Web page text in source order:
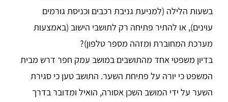
בשעות הלילה (למניעת גניבת רכבים וכניסת גורמים
עוינים), או להתיר פתיחה רק לתושבי הישוב (באמצעות
מערכת המחוברת ומזהה מספר טלפון)?
בדיון משפטי אחד מהתושבים במושב עמק חפר דרש מבית
המשפט כי יורה על פתיחת השער. התושב טען כי סגירת
השער על ידי המושב השכן אסורה, הואיל ומדובר בדרך